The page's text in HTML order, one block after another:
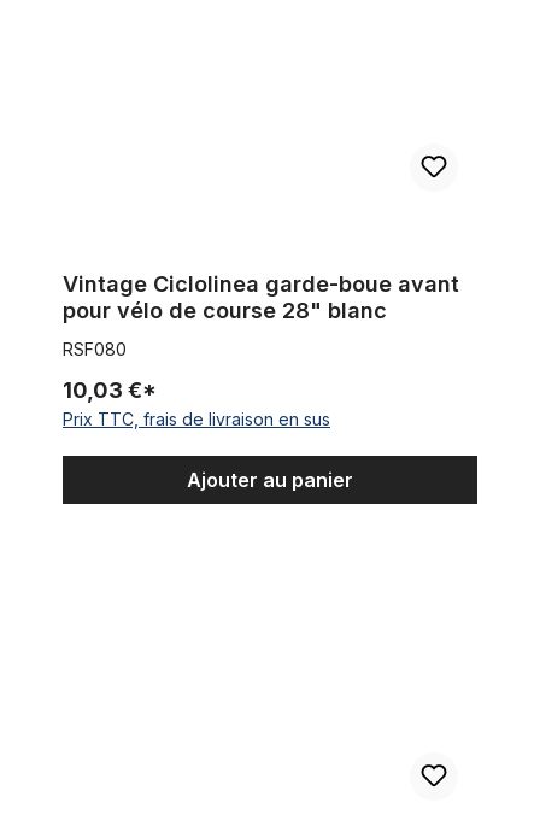
Vintage Ciclolinea garde-boue avant
pour vélo de course 28" blanc
RSF080
10,03 €*
Prix TTC, frais de livraison en sus
Ajouter au panier